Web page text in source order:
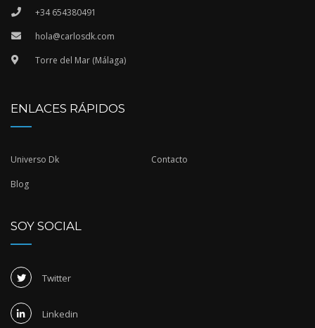
+34 654380491
hola@carlosdk.com
Torre del Mar (Málaga)
ENLACES RÁPIDOS
Universo Dk Contacto
Blog
SOY SOCIAL
Twitter
Linkedin